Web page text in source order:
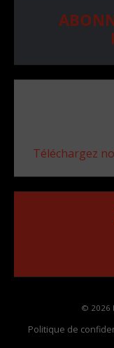
Téléchargez
© 2026
Politique de